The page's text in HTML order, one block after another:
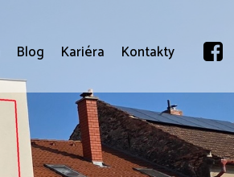
Blog Kariéra Kontakty